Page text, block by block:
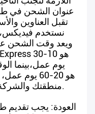
عنوان الشحن في
تقبل العناوين
نستخدم
يوم عمل،بينما
منطقتك والشركة التي تختارها في صفحة الخروج.
العودة: يجب تقديم